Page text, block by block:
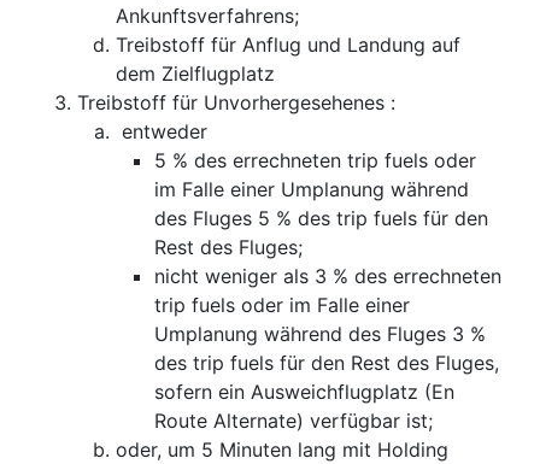
Ankunftsverfahrens;
Treibstoff für Anflug und Landung auf
dem Zielflugplatz
Treibstoff für Unvorhergesehenes :
entweder
5 % des errechneten trip fuels oder
im Falle einer Umplanung während
des Fluges 5 % des trip fuels für den
Rest des Fluges;
nicht weniger als 3 % des errechneten
trip fuels oder im Falle einer
Umplanung während des Fluges 3 %
des trip fuels für den Rest des Fluges,
sofern ein Ausweichflugplatz (En
Route Alternate) verfügbar ist;
oder, um 5 Minuten lang mit Holding